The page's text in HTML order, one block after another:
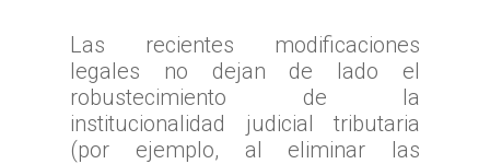
Las recientes modificaciones
legales no dejan de lado el
robustecimiento de la
institucionalidad judicial tributaria
(por ejemplo, al eliminar las